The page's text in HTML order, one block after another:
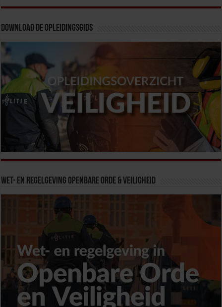
Download de opleidingsgids
Wet- en Regelgeving Openbare Orde & Veiligheid